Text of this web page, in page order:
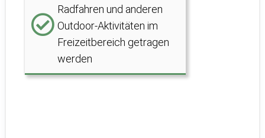
Radfahren und anderen
Outdoor-Aktivitäten im
Freizeitbereich getragen
werden